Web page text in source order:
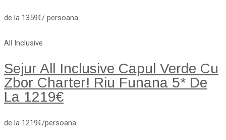
de la 1359€/ persoana
All Inclusive
Sejur All Inclusive Capul Verde Cu
Zbor Charter! Riu Funana 5* De
La 1219€
de la 1219€/persoana